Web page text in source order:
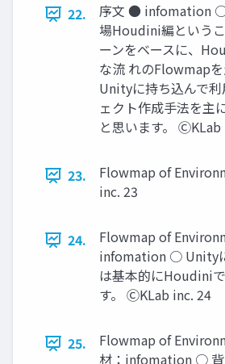
22.
序文 ● infomation
場Houdini編という
ーンをベースに、
な流 れのFlowmap
Unityに持ち込んで
ェクト作成手法を主
と思います。 ⒸKLab
23.
Flowmap of
inc. 23
24.
Flowmap of
infomation ○ Unity
は基本的にHoudini
す。 ⒸKLab inc. 24
25.
Flowmap of
材：infomation ○ 背